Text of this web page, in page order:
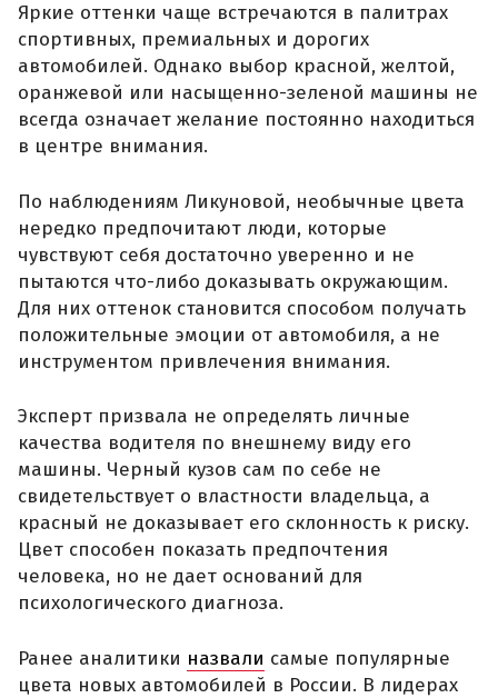
Яркие оттенки чаще встречаются в палитрах
спортивных, премиальных и дорогих
автомобилей. Однако выбор красной, желтой,
оранжевой или насыщенно-зеленой машины не
всегда означает желание постоянно находиться
в центре внимания.
По наблюдениям Ликуновой, необычные цвета
нередко предпочитают люди, которые
чувствуют себя достаточно уверенно и не
пытаются что-либо доказывать окружающим.
Для них оттенок становится способом получать
положительные эмоции от автомобиля, а не
инструментом привлечения внимания.
Эксперт призвала не определять личные
качества водителя по внешнему виду его
машины. Черный кузов сам по себе не
свидетельствует о властности владельца, а
красный не доказывает его склонность к риску.
Цвет способен показать предпочтения
человека, но не дает оснований для
психологического диагноза.
Ранее аналитики назвали самые популярные
цвета новых автомобилей в России. В лидерах